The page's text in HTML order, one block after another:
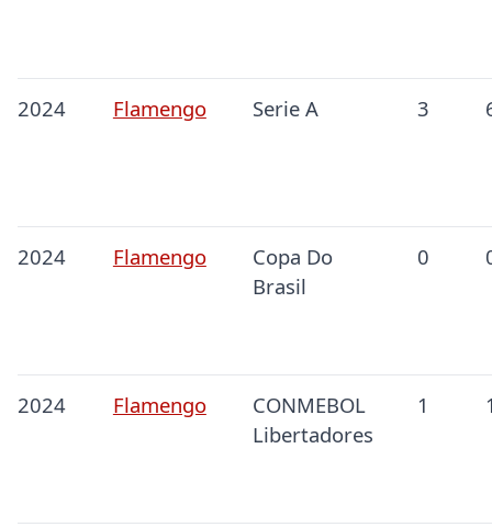
2024 Flamengo Serie A 3
2024 Flamengo
Copa Do
Brasil
0
2024 Flamengo
CONMEBOL
Libertadores
1